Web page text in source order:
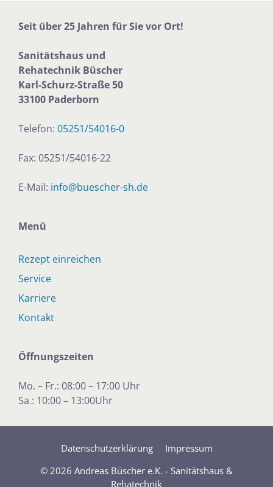
Seit über 25 Jahren für Sie vor Ort!
Sanitätshaus und
Rehatechnik Büscher
Karl-Schurz-Straße 50
33100 Paderborn
Telefon: 05251/54016-0
Fax: 05251/54016-22
E-Mail: info@buescher-sh.de
Menü
Rezept einreichen
Service
Karriere
Kontakt
Öffnungszeiten
Mo. – Fr.: 08:00 – 17:00 Uhr
Sa.: 10:00 – 13:00Uhr
Datenschutzerklärung
Impressum
© 2026 Andreas Büscher e.K. - Sanitätshaus &
Rehatechnik